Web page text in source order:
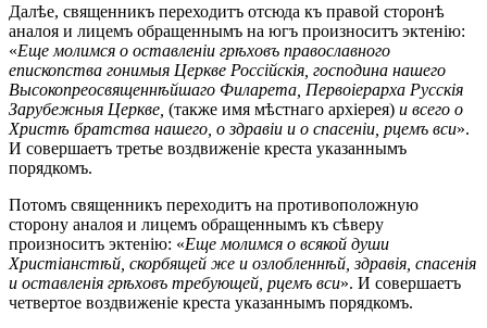
Далѣе, священникъ переходитъ отсюда къ правой сторонѣ
аналоя и лицемъ обращеннымъ на югъ произноситъ эктенію:
«Еще молимся о оставленіи грѣховъ православного
епископства гонимыя Церкве Россійскія, господина нашего
Высокопреосвященнѣйшаго Филарета, Первоіерарха Русскія
Зарубежныя Церкве, (также имя мѣстнаго архіерея) и всего о
Христѣ братства нашего, о здравіи и о спасеніи, рцемъ вси».
И совершаетъ третье воздвиженіе креста указаннымъ
порядкомъ.
Потомъ священникъ переходитъ на противоположную
сторону аналоя и лицемъ обращеннымъ къ сѣверу
произноситъ эктенію: «Еще молимся о всякой души
Христіанстѣй, скорбящей же и озлобленнѣй, здравія, спасенія
и оставленія грѣховъ требующей, рцемъ вси». И совершаетъ
четвертое воздвиженіе креста указаннымъ порядкомъ.